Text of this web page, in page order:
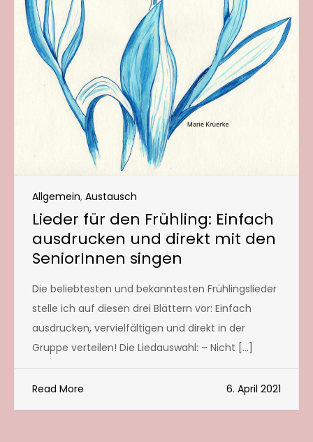
Allgemein, Austausch
Lieder für den Frühling: Einfach
ausdrucken und direkt mit den
SeniorInnen singen
Die beliebtesten und bekanntesten Frühlingslieder
stelle ich auf diesen drei Blättern vor: Einfach
ausdrucken, vervielfältigen und direkt in der
Gruppe verteilen! Die Liedauswahl: – Nicht […]
Read More 6. April 2021